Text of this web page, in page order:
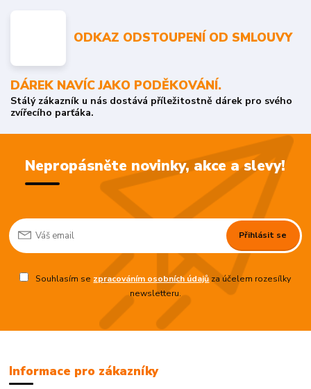
ODKAZ ODSTOUPENÍ OD SMLOUVY
DÁREK NAVÍC JAKO PODĚKOVÁNÍ.
Stálý zákazník u nás dostává příležitostně dárek pro svého
zvířecího parťáka.
Nepropásněte novinky, akce a slevy!
Přihlásit se
Souhlasím se zpracováním osobních údajůza účelem rozesílky
newsletteru.
Informace pro zákazníky